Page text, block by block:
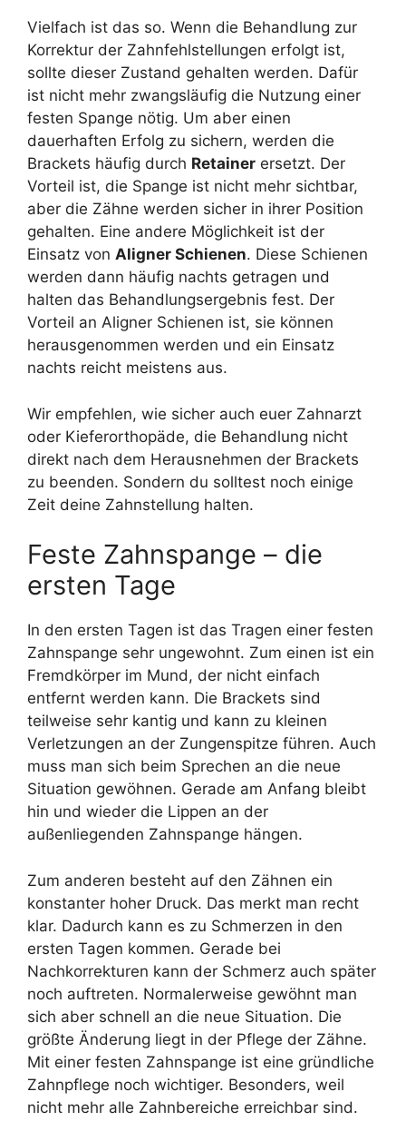
Vielfach ist das so. Wenn die Behandlung zur
Korrektur der Zahnfehlstellungen erfolgt ist,
sollte dieser Zustand gehalten werden. Dafür
ist nicht mehr zwangsläufig die Nutzung einer
festen Spange nötig. Um aber einen
dauerhaften Erfolg zu sichern, werden die
Brackets häufig durch Retainer ersetzt. Der
Vorteil ist, die Spange ist nicht mehr sichtbar,
aber die Zähne werden sicher in ihrer Position
gehalten. Eine andere Möglichkeit ist der
Einsatz von Aligner Schienen. Diese Schienen
werden dann häufig nachts getragen und
halten das Behandlungsergebnis fest. Der
Vorteil an Aligner Schienen ist, sie können
herausgenommen werden und ein Einsatz
nachts reicht meistens aus.
Wir empfehlen, wie sicher auch euer Zahnarzt
oder Kieferorthopäde, die Behandlung nicht
direkt nach dem Herausnehmen der Brackets
zu beenden. Sondern du solltest noch einige
Zeit deine Zahnstellung halten.
Feste Zahnspange – die
ersten Tage
In den ersten Tagen ist das Tragen einer festen
Zahnspange sehr ungewohnt. Zum einen ist ein
Fremdkörper im Mund, der nicht einfach
entfernt werden kann. Die Brackets sind
teilweise sehr kantig und kann zu kleinen
Verletzungen an der Zungenspitze führen. Auch
muss man sich beim Sprechen an die neue
Situation gewöhnen. Gerade am Anfang bleibt
hin und wieder die Lippen an der
außenliegenden Zahnspange hängen.
Zum anderen besteht auf den Zähnen ein
konstanter hoher Druck. Das merkt man recht
klar. Dadurch kann es zu Schmerzen in den
ersten Tagen kommen. Gerade bei
Nachkorrekturen kann der Schmerz auch später
noch auftreten. Normalerweise gewöhnt man
sich aber schnell an die neue Situation. Die
größte Änderung liegt in der Pflege der Zähne.
Mit einer festen Zahnspange ist eine gründliche
Zahnpflege noch wichtiger. Besonders, weil
nicht mehr alle Zahnbereiche erreichbar sind.